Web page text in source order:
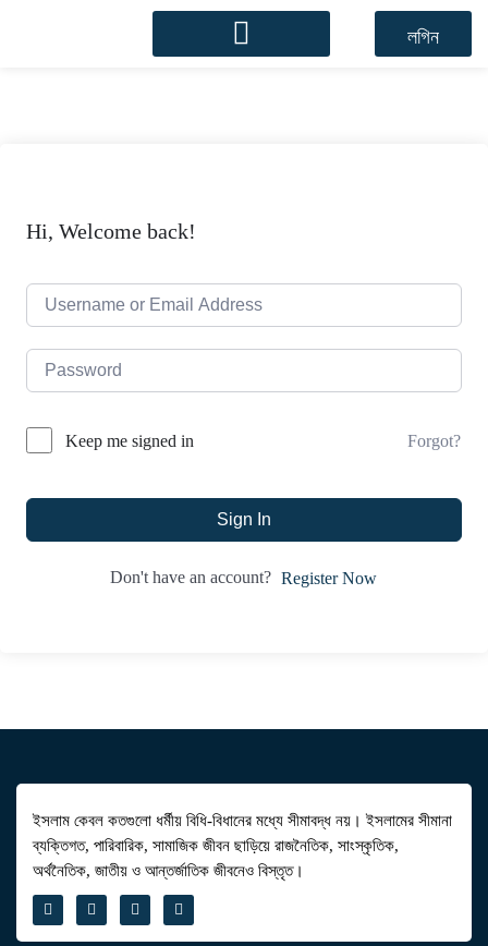
লগিন
Hi, Welcome back!
Keep me signed in Forgot?
Sign In
Don't have an account? Register Now
ইসলাম কেবল কতগুলো ধর্মীয় বিধি-বিধানের মধ্যে সীমাবদ্ধ নয়। ইসলামের সীমানা
ব্যক্তিগত, পারিবারিক, সামাজিক জীবন ছাড়িয়ে রাজনৈতিক, সাংস্কৃতিক,
অর্থনৈতিক, জাতীয় ও আন্তর্জাতিক জীবনেও বিস্তৃত।